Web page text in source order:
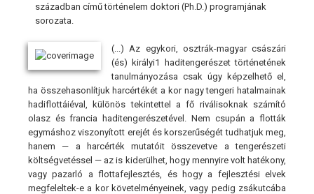
században című történelem doktori (Ph.D.) programjának
sorozata.
(...) Az egykori, osztrák-magyar császári
(és) királyi1 haditengerészet történetének
tanulmányozása csak úgy képzelhető el,
ha összehasonlítjuk harcértékét a kor nagy tengeri hatalmainak
hadiflottáiéval, különös tekintettel a fő riválisoknak számító
olasz és francia haditengerészetével. Nem csupán a flották
egymáshoz viszonyított erejét és korszerűségét tudhatjuk meg,
hanem — a harcérték mutatóit összevetve a tengerészeti
költségvetéssel — az is kiderülhet, hogy mennyire volt hatékony,
vagy pazarló a flottafejlesztés, és hogy a fejlesztési elvek
megfeleltek-e a kor követelményeinek, vagy pedig zsákutcába